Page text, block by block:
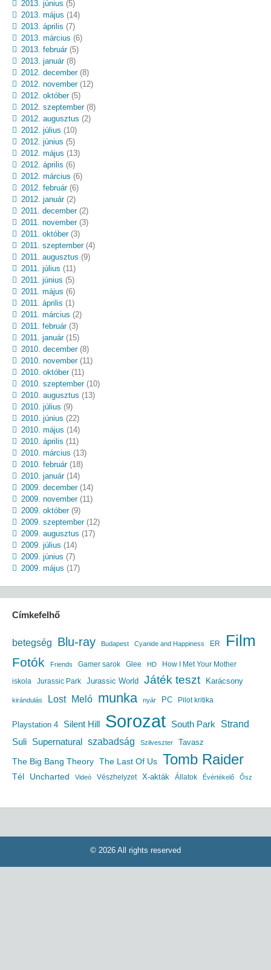
2013. június (5)
2013. május (14)
2013. április (7)
2013. március (6)
2013. február(5)
2013. január(8)
2012. december(8)
2012. november(12)
2012. október(5)
2012. szeptember(8)
2012. augusztus (2)
2012. július (10)
2012. június (5)
2012. május (13)
2012. április (6)
2012. március (6)
2012. február(6)
2012. január(2)
2011. december(2)
2011. november(3)
2011. október(3)
2011. szeptember(4)
2011. augusztus (9)
2011. július (11)
2011. június (5)
2011. május (6)
2011. április (1)
2011. március (2)
2011. február(3)
2011. január(15)
2010. december(8)
2010. november(11)
2010. október(11)
2010. szeptember(10)
2010. augusztus (13)
2010. július (9)
2010. június (22)
2010. május (14)
2010. április (11)
2010. március (13)
2010. február(18)
2010. január(14)
2009. december(14)
2009. november(11)
2009. október(9)
2009. szeptember(12)
2009. augusztus (17)
2009. július (14)
2009. június (7)
2009. május (17)
Címkefelhő
betegség Blu-ray Budapest Cyanide and Happiness ER Film
Fotók Friends Gamer sarok Glee HD
How I Met Your Mother
iskola
Jurassic Park Jurassic World Játék teszt Karácsony
kirándulás Lost Meló munka nyár PC Pilot kritika
Playstation 4 Silent Hill Sorozat South Park
Strand
Suli
Supernatural szabadság Szilveszter Tavasz
The Big Bang Theory The Last Of Us Tomb Raider
Tél Uncharted Videó Vészhelyzet X-akták Állatok Évértékelő Ősz
© 2026 All rights reserved